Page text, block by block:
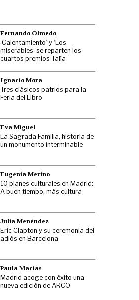
Fernando Olmedo
‘Calentamiento’ y ‘Los
miserables’ se reparten los
cuartos premios Talía
Ignacio Mora
Tres clásicos patrios para la
Feria del Libro
Eva Miguel
La Sagrada Familia, historia de
un monumento interminable
Eugenia Merino
10 planes culturales en Madrid:
A buen tiempo, más cultura
Julia Menéndez
Eric Clapton y su ceremonia del
adiós en Barcelona
Paula Macías
Madrid acoge con éxito una
nueva edición de ARCO